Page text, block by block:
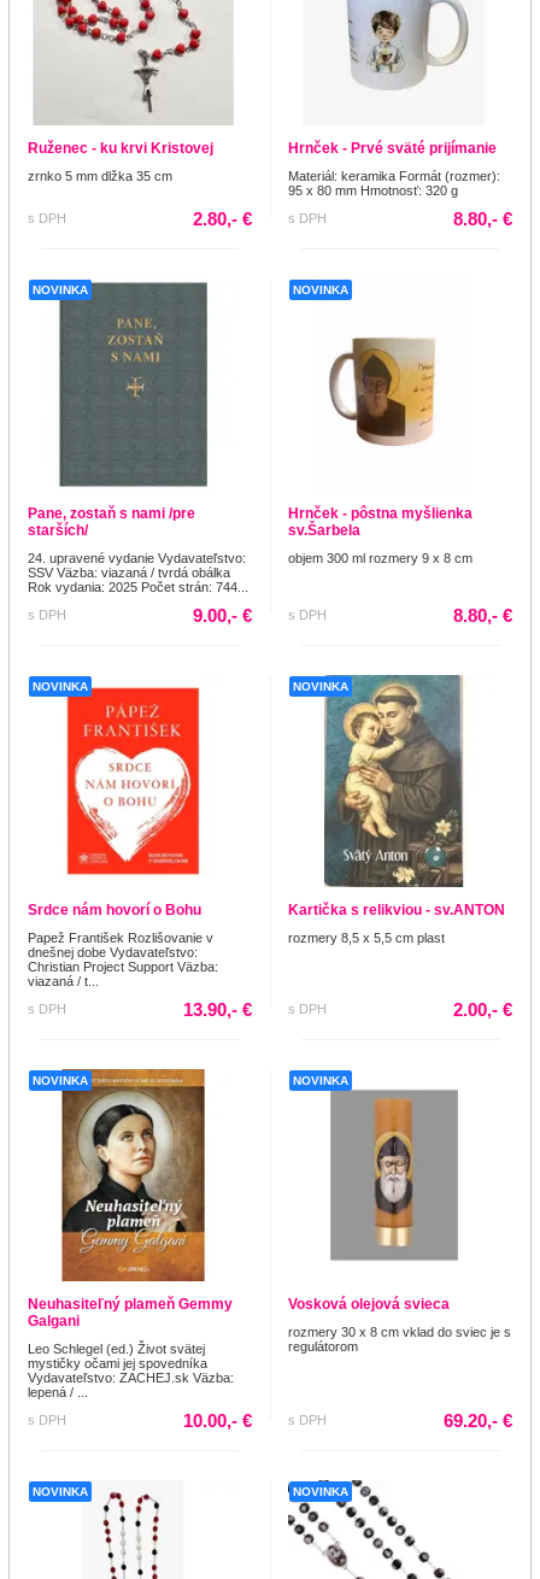
Ruženec - ku krvi Kristovej
zrnko 5 mm dlžka 35 cm
s DPH 2.80,- €
Hrnček - Prvé sväté prijímanie
Materiál: keramika Formát (rozmer):
95 x 80 mm Hmotnosť: 320 g
s DPH
8.80,- €
NOVINKA
Pane, zostaň s nami /pre
starších/
24. upravené vydanie Vydavateľstvo:
SSV Väzba: viazaná / tvrdá obálka
Rok vydania: 2025 Počet strán: 744...
s DPH
9.00,- €
NOVINKA
Hrnček - pôstna myšlienka
sv.Šarbela
objem 300 ml rozmery 9 x 8 cm
s DPH 8.80,- €
NOVINKA
Srdce nám hovorí o Bohu
Papež František Rozlišovanie v
dnešnej dobe Vydavateľstvo:
Christian Project Support Väzba:
viazaná / t...
s DPH
13.90,- €
NOVINKA
Kartička s relikviou - sv.ANTON
rozmery 8,5 x 5,5 cm plast
s DPH 2.00,- €
NOVINKA
Neuhasiteľný plameň Gemmy
Galgani
Leo Schlegel (ed.) Život svätej
mystičky očami jej spovedníka
Vydavateľstvo: ZACHEJ.sk Väzba:
lepená / ...
s DPH
10.00,- €
NOVINKA
Vosková olejová svieca
rozmery 30 x 8 cm vklad do sviec je s
regulátorom
s DPH 69.20,- €
NOVINKA NOVINKA